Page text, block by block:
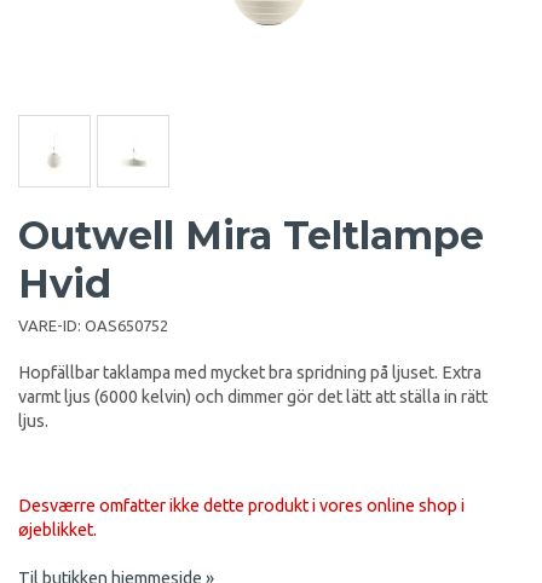
Outwell Mira Teltlampe
Hvid
VARE-ID: OAS650752
Hopfällbar taklampa med mycket bra spridning på ljuset. Extra
varmt ljus (6000 kelvin) och dimmer gör det lätt att ställa in rätt
ljus.
Desværre omfatter ikke dette produkt i vores online shop i
øjeblikket.
Til butikken hjemmeside »